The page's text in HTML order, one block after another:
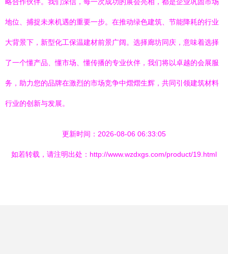
地位、捕捉未来机遇的重要一步。在推动绿色建筑、节能降耗的行业
大背景下，新型化工保温建材前景广阔。选择廊坊同庆，意味着选择
了一个懂产品、懂市场、懂传播的专业伙伴，我们将以卓越的会展服
务，助力您的品牌在激烈的市场竞争中熠熠生辉，共同引领建筑材料
行业的创新与发展。
更新时间：2026-08-06 06:33:05
如若转载，请注明出处：http://www.wzdxgs.com/product/19.html